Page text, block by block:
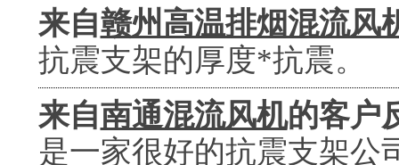
来自赣州高温排烟混流风
抗震支架的厚度*抗震。
来自南通混流风机的客户
是一家很好的抗震支架公